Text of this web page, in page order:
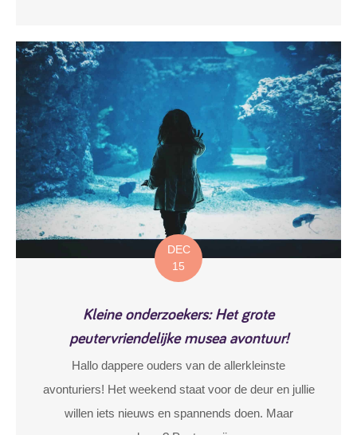
DEC
15
Kleine onderzoekers: Het grote
peutervriendelijke musea avontuur!
Hallo dappere ouders van de allerkleinste
avonturiers! Het weekend staat voor de deur en jullie
willen iets nieuws en spannends doen. Maar